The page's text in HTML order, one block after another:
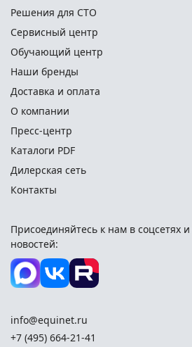
Решения для СТО
Сервисный центр
Обучающий центр
Наши бренды
Доставка и оплата
О компании
Пресс-центр
Каталоги PDF
Дилерская сеть
Контакты
Присоединяйтесь к нам в соцсетях и
новостей:
info@equinet.ru
+7 (495) 664-21-41